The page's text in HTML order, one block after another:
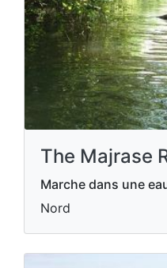
The Majrase
Marche dans une
Nord